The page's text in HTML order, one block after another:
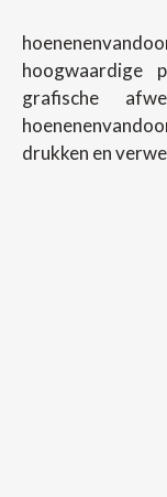
hoogwaardige
grafische
drukken en